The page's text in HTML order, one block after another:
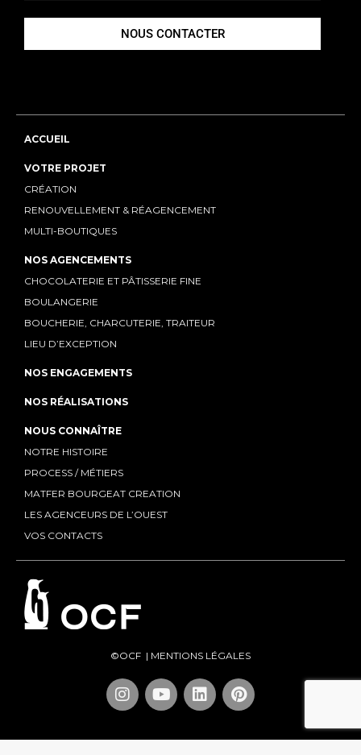
NOUS CONTACTER
ACCUEIL
VOTRE PROJET
CRÉATION
RENOUVELLEMENT & RÉAGENCEMENT
MULTI-BOUTIQUES
NOS AGENCEMENTS
CHOCOLATERIE ET PÂTISSERIE FINE
BOULANGERIE
BOUCHERIE, CHARCUTERIE, TRAITEUR
LIEU D’EXCEPTION
NOS ENGAGEMENTS
NOS RÉALISATIONS
NOUS CONNAÎTRE
NOTRE HISTOIRE
PROCESS / MÉTIERS
MATFER BOURGEAT CREATION
LES AGENCEURS DE L’OUEST
VOS CONTACTS
©OCF | MENTIONS LÉGALES